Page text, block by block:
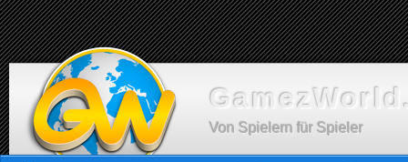
Von Spielern für Spieler